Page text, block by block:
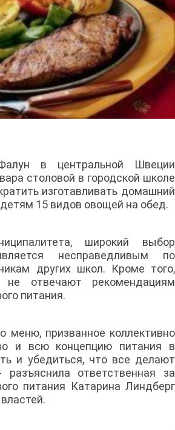
в центральной Швеции
столовой в городской школе
изготавливать домашний
15 видов овощей на обед.
широкий выбор
несправедливым по
других школ. Кроме того,
отвечают рекомендациям
питания.
меню, призванное коллективно
и всю концепцию питания в
и убедиться, что все делают
ответственная за
питания Катарина Линдберг